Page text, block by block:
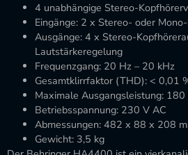
4 unabhängige Stereo-
Eingänge: 2 x Stereo- oder
Ausgänge: 4 x Stereo-
Lautstärkeregelung
Frequenzgang: 20 Hz – 20 kHz
Gesamtklirrfaktor (THD): < 0,01
Maximale Ausgangsleistung:
Betriebsspannung: 230 V AC
Abmessungen: 482 x 88 x 208
Gewicht: 3,5 kg